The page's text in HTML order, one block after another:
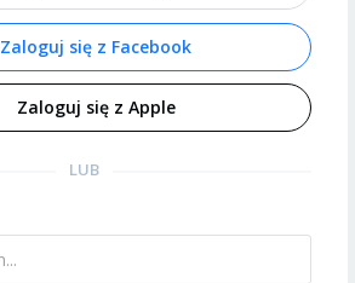
Zaloguj się z Facebook
Zaloguj się z Apple
LUB